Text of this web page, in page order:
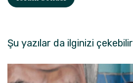
Şu yazılar da ilginizi çekebilir